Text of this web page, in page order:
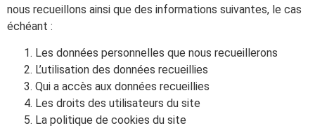
nous recueillons ainsi que des informations suivantes, le cas
échéant :
Les données personnelles que nous recueillerons
L’utilisation des données recueillies
Qui a accès aux données recueillies
Les droits des utilisateurs du site
La politique de cookies du site